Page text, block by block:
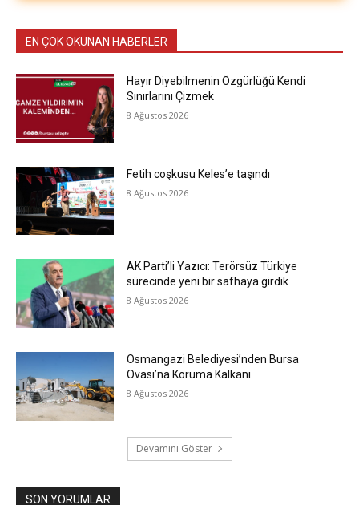
EN ÇOK OKUNAN HABERLER
Hayır Diyebilmenin Özgürlüğü:Kendi
Sınırlarını Çizmek
8 Ağustos 2026
Fetih coşkusu Keles’e taşındı
8 Ağustos 2026
AK Parti’li Yazıcı: Terörsüz Türkiye
sürecinde yeni bir safhaya girdik
8 Ağustos 2026
Osmangazi Belediyesi’nden Bursa
Ovası’na Koruma Kalkanı
8 Ağustos 2026
Devamını Göster
SON YORUMLAR